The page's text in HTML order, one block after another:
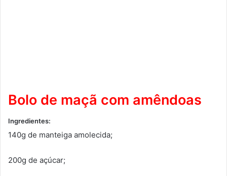
Bolo de maçã com amêndoas
Ingredientes:
140g de manteiga amolecida;
200g de açúcar;